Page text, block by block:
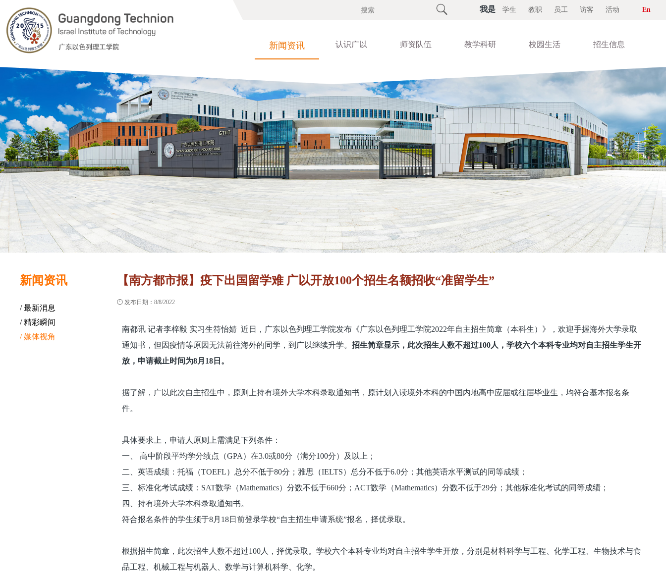
我是 学生 教职 员工 访客 活动 En

新闻资讯 认识广以 师资队伍 教学科研 校园生活 招生信息
新闻资讯
/ 最新消息
/ 精彩瞬间
/ 媒体视角
【南方都市报】疫下出国留学难 广以开放100个招生名额招收“准留学生”
发布日期：8/8/2022
南都讯 记者李梓毅 实习生符怡婧 近日，广东以色列理工学院发布《广东以色列理工学院2022年自主招生简章（本科生）》，欢迎手握海外大学录取
通知书，但因疫情等原因无法前往海外的同学，到广以继续升学。 招生简章显示，此次招生人数不超过100人，学校六个本科专业均对自主招生学生开
放，申请截止时间为8月18日。
据了解，广以此次自主招生中，原则上持有境外大学本科录取通知书，原计划入读境外本科的中国内地高中应届或往届毕业生，均符合基本报名条
件。
具体要求上，申请人原则上需满足下列条件：
一、 高中阶段平均学分绩点（GPA）在3.0或80分（满分100分）及以上；
二、英语成绩：托福（TOEFL）总分不低于80分；雅思（IELTS）总分不低于6.0分；其他英语水平测试的同等成绩；
三、标准化考试成绩：SAT数学（Mathematics）分数不低于660分；ACT数学（Mathematics）分数不低于29分；其他标准化考试的同等成绩；
四、持有境外大学本科录取通知书。
符合报名条件的学生须于8月18日前登录学校“自主招生申请系统”报名，择优录取。
根据招生简章，此次招生人数不超过100人，择优录取。学校六个本科专业均对自主招生学生开放，分别是材料科学与工程、化学工程、生物技术与食
品工程、机械工程与机器人、数学与计算机科学、化学。